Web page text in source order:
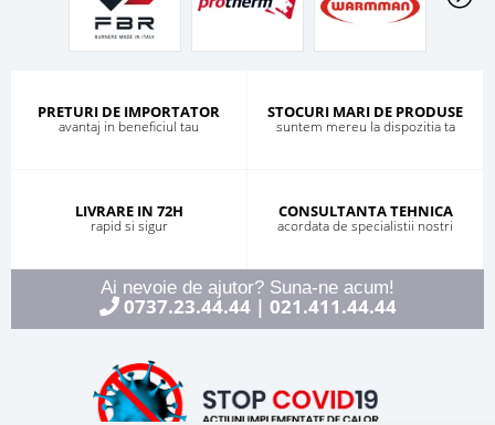
PRETURI DE IMPORTATOR
avantaj in beneficiul tau
STOCURI MARI DE PRODUSE
suntem mereu la dispozitia ta
LIVRARE IN 72H
rapid si sigur
CONSULTANTA TEHNICA
acordata de specialistii nostri
Ai nevoie de ajutor? Suna-ne acum!
0737.23.44.44| 021.411.44.44